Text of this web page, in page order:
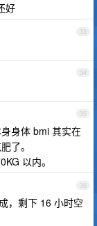
好
33
34
35
身体 bmi 其实在
了。
以内。
36
，剩下 16 小时空